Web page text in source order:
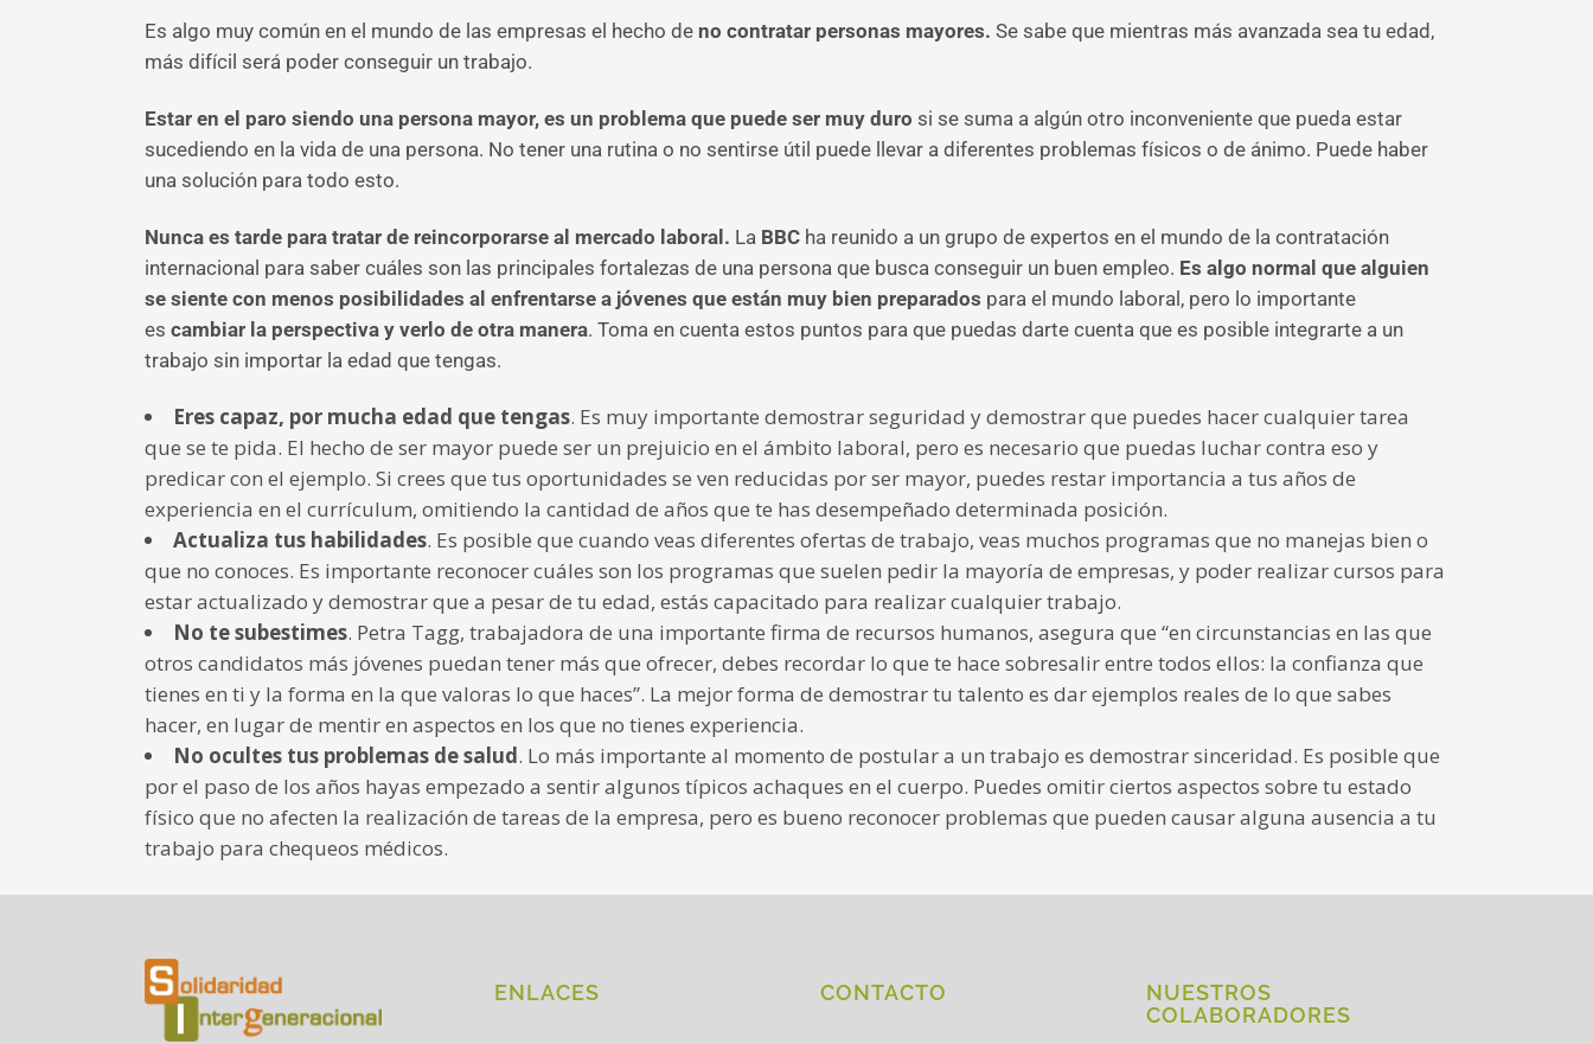
Es algo muy común en el mundo de las empresas el hecho de no contratar personas mayores. Se sabe que mientras más avanzada sea tu edad,
más difícil será poder conseguir un trabajo.
Estar en el paro siendo una persona mayor, es un problema que puede ser muy duro si se suma a algún otro inconveniente que pueda estar
sucediendo en la vida de una persona. No tener una rutina o no sentirse útil puede llevar a diferentes problemas físicos o de ánimo. Puede haber
una solución para todo esto.
Nunca es tarde para tratar de reincorporarse al mercado laboral. La BBC ha reunido a un grupo de expertos en el mundo de la contratación
internacional para saber cuáles son las principales fortalezas de una persona que busca conseguir un buen empleo. Es algo normal que alguien
se siente con menos posibilidades al enfrentarse a jóvenes que están muy bien preparados para el mundo laboral, pero lo importante
es cambiar la perspectiva y verlo de otra manera. Toma en cuenta estos puntos para que puedas darte cuenta que es posible integrarte a un
trabajo sin importar la edad que tengas.
Eres capaz, por mucha edad que tengas. Es muy importante demostrar seguridad y demostrar que puedes hacer cualquier tarea
que se te pida. El hecho de ser mayor puede ser un prejuicio en el ámbito laboral, pero es necesario que puedas luchar contra eso y
predicar con el ejemplo. Si crees que tus oportunidades se ven reducidas por ser mayor, puedes restar importancia a tus años de
experiencia en el currículum, omitiendo la cantidad de años que te has desempeñado determinada posición.
Actualiza tus habilidades. Es posible que cuando veas diferentes ofertas de trabajo, veas muchos programas que no manejas bien o
que no conoces. Es importante reconocer cuáles son los programas que suelen pedir la mayoría de empresas, y poder realizar cursos para
estar actualizado y demostrar que a pesar de tu edad, estás capacitado para realizar cualquier trabajo.
No te subestimes. Petra Tagg, trabajadora de una importante firma de recursos humanos, asegura que “en circunstancias en las que
otros candidatos más jóvenes puedan tener más que ofrecer, debes recordar lo que te hace sobresalir entre todos ellos: la confianza que
tienes en ti y la forma en la que valoras lo que haces”. La mejor forma de demostrar tu talento es dar ejemplos reales de lo que sabes
hacer, en lugar de mentir en aspectos en los que no tienes experiencia.
No ocultes tus problemas de salud. Lo más importante al momento de postular a un trabajo es demostrar sinceridad. Es posible que
por el paso de los años hayas empezado a sentir algunos típicos achaques en el cuerpo. Puedes omitir ciertos aspectos sobre tu estado
físico que no afecten la realización de tareas de la empresa, pero es bueno reconocer problemas que pueden causar alguna ausencia a tu
trabajo para chequeos médicos.
ENLACES CONTACTO
NUESTROS
COLABORADORES